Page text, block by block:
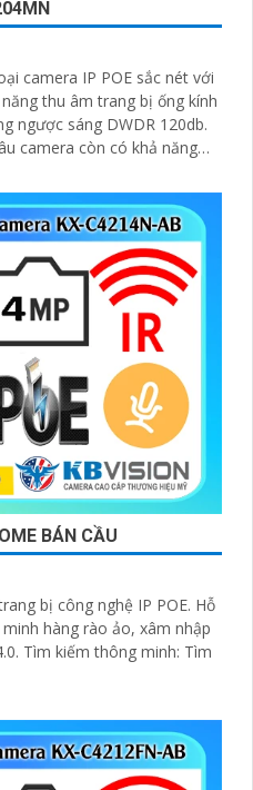
camera IP POE sắc nét với
thu âm trang bị ống kính
ngược sáng DWDR 120db.
camera còn có khả năng
BÁN CẦU
bị công nghệ IP POE. Hỗ
hàng rào ảo, xâm nhập